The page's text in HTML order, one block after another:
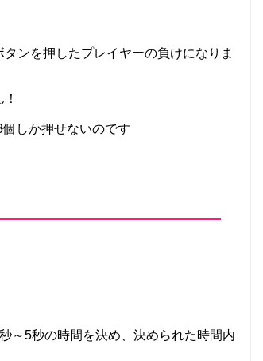
ンを押したプレイヤーの負けになりま
しか押せないのです
～5秒の時間を決め、決められた時間内